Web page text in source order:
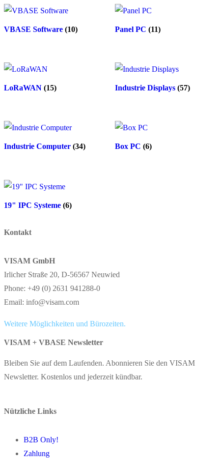
VBASE Software (10) Panel PC (11)
LoRaWAN (15) Industrie Displays (57)
Industrie Computer (34) Box PC (6)
19" IPC Systeme (6)
Kontakt
VISAM GmbH
Irlicher Straße 20, D-56567 Neuwied
Phone: +49 (0) 2631 941288-0
Email: info@visam.com
Weitere Möglichkeiten und Bürozeiten.
VISAM + VBASE Newsletter
Bleiben Sie auf dem Laufenden. Abonnieren Sie den VISAM
Newsletter. Kostenlos und jederzeit kündbar.
Nützliche Links
B2B Only!
Zahlung